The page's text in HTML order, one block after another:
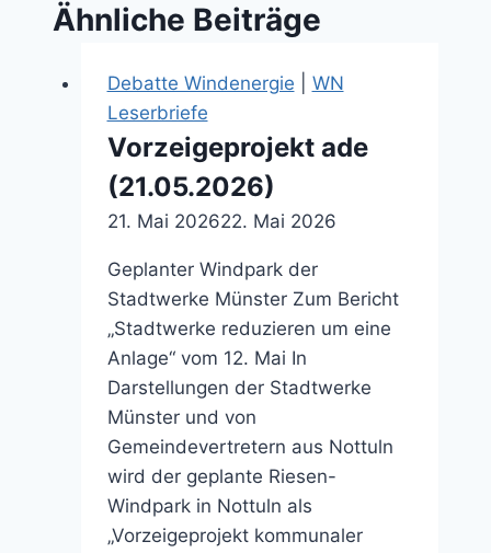
Ähnliche Beiträge
Debatte Windenergie
WN
Leserbriefe
Vorzeigeprojekt ade
(21.05.2026)
21. Mai 202622. Mai 2026
Geplanter Windpark der
Stadtwerke Münster Zum Bericht
„Stadtwerke reduzieren um eine
Anlage“ vom 12. Mai In
Darstellungen der Stadtwerke
Münster und von
Gemeindevertretern aus Nottuln
wird der geplante Riesen-
Windpark in Nottuln als
„Vorzeigeprojekt kommunaler